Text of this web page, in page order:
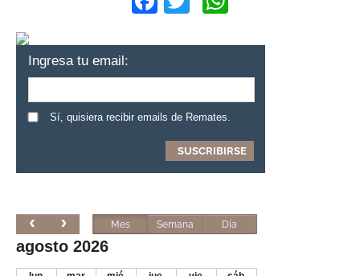
Ingresa tu email:
Sí, quisiera recibir emails de Remates.
Mes Semana Día
agosto 2026